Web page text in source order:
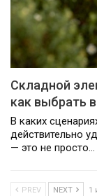
Складной
как выбрать
В каких
действительно
— это не просто…
PREV NEXT 1